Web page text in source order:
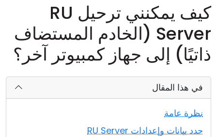
كيف يمكنني ترحيل RU
Server (الخادم المستضاف
ذاتيًا) إلى جهاز كمبيوتر آخر؟
في هذا المقال
نظرة عامة
حدد بيانات وإعدادات RU Server